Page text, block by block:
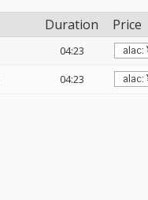
Duration Price
04:23
04:23